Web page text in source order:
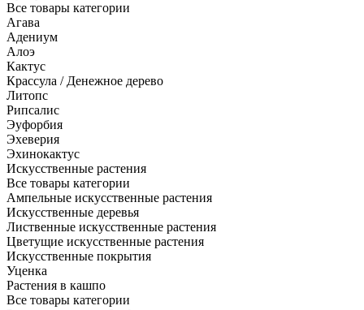
Все товары категории
Агава
Адениум
Алоэ
Кактус
Крассула / Денежное дерево
Литопс
Рипсалис
Эуфорбия
Эхеверия
Эхинокактус
Искусственные растения
Все товары категории
Ампельные искусственные растения
Искусственные деревья
Лиственные искусственные растения
Цветущие искусственные растения
Искусственные покрытия
Уценка
Растения в кашпо
Все товары категории